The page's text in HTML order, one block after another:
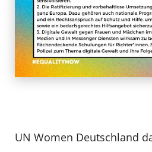
UN Women Deutschland